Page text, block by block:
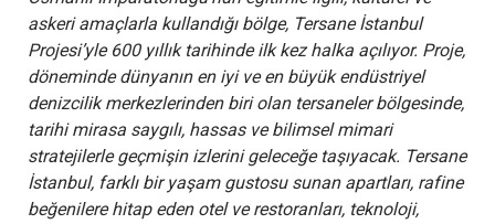
askeri amaçlarla kullandığı bölge, Tersane İstanbul
Projesi’yle 600 yıllık tarihinde ilk kez halka açılıyor. Proje,
döneminde dünyanın en iyi ve en büyük endüstriyel
denizcilik merkezlerinden biri olan tersaneler bölgesinde,
tarihi mirasa saygılı, hassas ve bilimsel mimari
stratejilerle geçmişin izlerini geleceğe taşıyacak. Tersane
İstanbul, farklı bir yaşam gustosu sunan apartları, rafine
beğenilere hitap eden otel ve restoranları, teknoloji,